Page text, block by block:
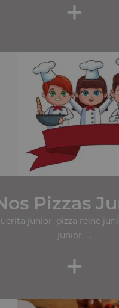
+
Pizzas
junior, pizza reine
junior, ...
+